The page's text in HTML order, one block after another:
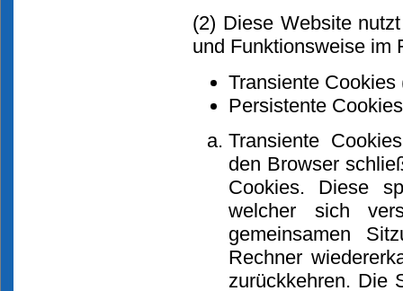
(2) Diese Website
und Funktionsweise im
Transiente Cookies
Persistente
Transiente
den Browser
Cookies. Diese
welcher sich
gemeinsamen
Rechner
zurückkehren. Die